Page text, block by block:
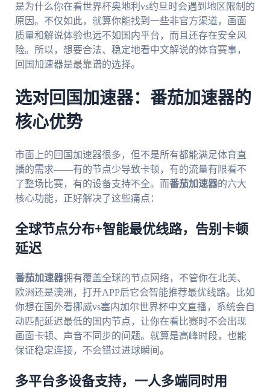
是为什么你在看世界杯奥地利vs约旦时会遇到地区限制的
原因。不仅如此，就算你能找到一些非官方渠道，画面
质量和解说体验也远不如国内平台，而且还存在安全风
险。所以，想要合法、稳定地看中文解说的体育赛事，
回国加速器是最靠谱的选择。
选对回国加速器：番茄加速器的
核心优势
市面上的回国加速器很多，但不是所有都能满足体育直
播的需求——有的节点少导致卡顿，有的流量有限看不
了整场比赛，有的设备支持不全。而番茄加速器的六大
核心功能，正好解决了这些痛点：
全球节点分布+智能最优线路，告别卡顿
延迟
番茄加速器拥有覆盖全球的节点网络，不管你在北美、
欧洲还是澳洲，打开APP后它会智能推荐最优线路。比如
你想在国外看挪威vs塞内加尔世界杯中文直播，系统会自
动匹配延迟最低的国内节点，让你在看比赛时不会出现
画面卡顿、声音不同步的问题。就算是高峰时段，也能
保证稳定连接，不会错过进球瞬间。
多平台多设备支持，一人多端同时用